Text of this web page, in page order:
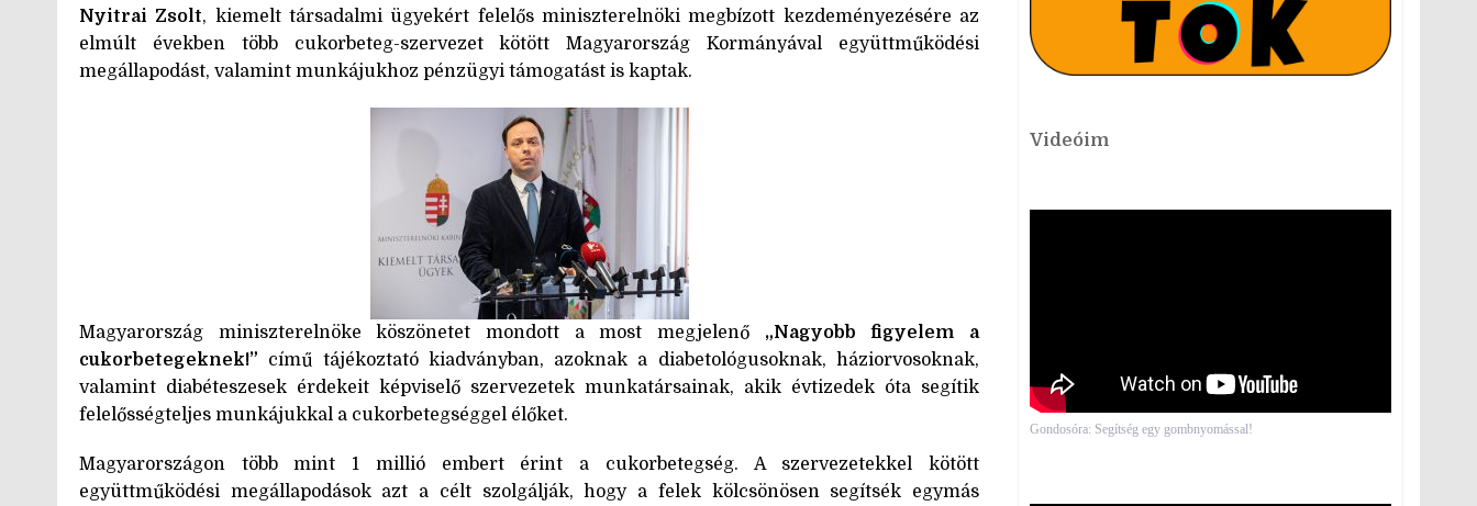
Nyitrai Zsolt, kiemelt társadalmi ügyekért felelős miniszterelnöki megbízott kezdeményezésére az
elmúlt években több cukorbeteg-szervezet kötött Magyarország Kormányával együttműködési
megállapodást, valamint munkájukhoz pénzügyi támogatást is kaptak.
Magyarország miniszterelnöke köszönetet mondott a most megjelenő „Nagyobb figyelem a
cukorbetegeknek!” című tájékoztató kiadványban, azoknak a diabetológusoknak, háziorvosoknak,
valamint diabéteszesek érdekeit képviselő szervezetek munkatársainak, akik évtizedek óta segítik
felelősségteljes munkájukkal a cukorbetegséggel élőket.
Magyarországon több mint 1 millió embert érint a cukorbetegség. A szervezetekkel kötött
együttműködési megállapodások azt a célt szolgálják, hogy a felek kölcsönösen segítsék egymás
Videóim
Gondosóra: Segítség egy gombnyomással!